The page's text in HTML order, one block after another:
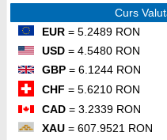
Curs
EUR = 5.2489 RON
USD = 4.5480 RON
GBP = 6.1244 RON
CHF = 5.6210 RON
CAD = 3.2339 RON
XAU = 607.9521 RON